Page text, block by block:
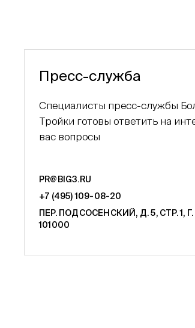
Пресс-служба
Специалисты пресс-службы
Тройки готовы ответить на
вас вопросы
PR@BIG3.RU
+7 (495) 109-08-20
ПЕР. ПОДСОСЕНСКИЙ, Д. 5, СТР. 1,
101000